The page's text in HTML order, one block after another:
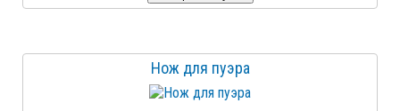
Нож для пуэра